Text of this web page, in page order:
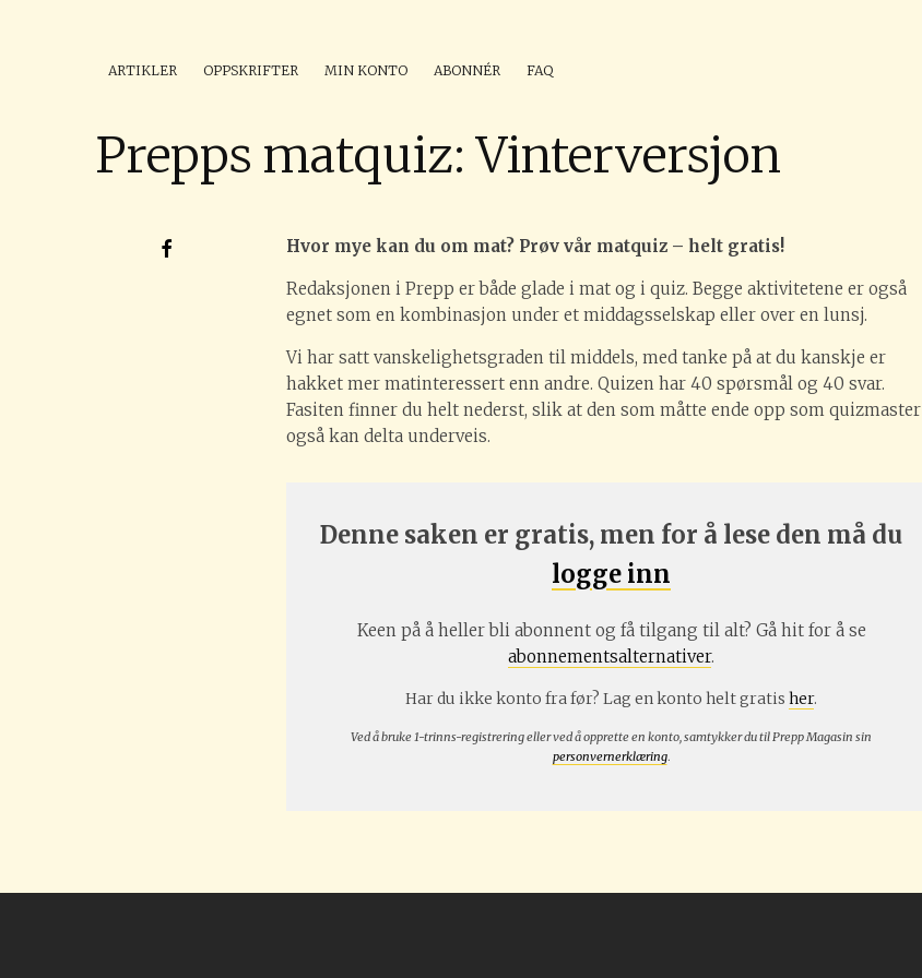
ARTIKLER OPPSKRIFTER MIN KONTO ABONNÉR FAQ
Prepps matquiz: Vinterversjon
Hvor mye kan du om mat? Prøv vår matquiz – helt gratis!
Redaksjonen i Prepp er både glade i mat og i quiz. Begge aktivitetene er også
egnet som en kombinasjon under et middagsselskap eller over en lunsj.
Vi har satt vanskelighetsgraden til middels, med tanke på at du kanskje er
hakket mer matinteressert enn andre. Quizen har 40 spørsmål og 40 svar.
Fasiten finner du helt nederst, slik at den som måtte ende opp som quizmaster
også kan delta underveis.
Denne saken er gratis, men for å lese den må du
logge inn
Keen på å heller bli abonnent og få tilgang til alt? Gå hit for å se
abonnementsalternativer.
Har du ikke konto fra før? Lag en konto helt gratis her.
Ved å bruke 1-trinns-registrering eller ved å opprette en konto, samtykker du til Prepp Magasin sin
personvernerklæring.